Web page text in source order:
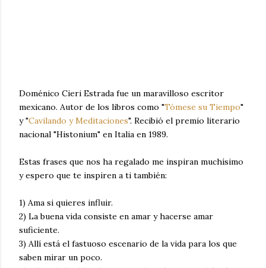
Doménico Cieri Estrada fue un maravilloso escritor
mexicano. Autor de los libros como "Tómese su Tiempo"
y "Cavilando y Meditaciones". Recibió el premio literario
nacional "Histonium" en Italia en 1989.
Estas frases que nos ha regalado me inspiran muchísimo
y espero que te inspiren a ti también:
1) Ama si quieres influir.
2) La buena vida consiste en amar y hacerse amar
suficiente.
3) Allí está el fastuoso escenario de la vida para los que
saben mirar un poco.